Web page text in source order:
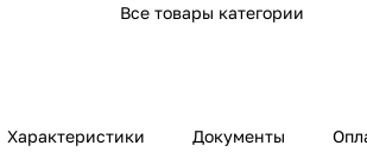
Все товары категории
Характеристики Документы